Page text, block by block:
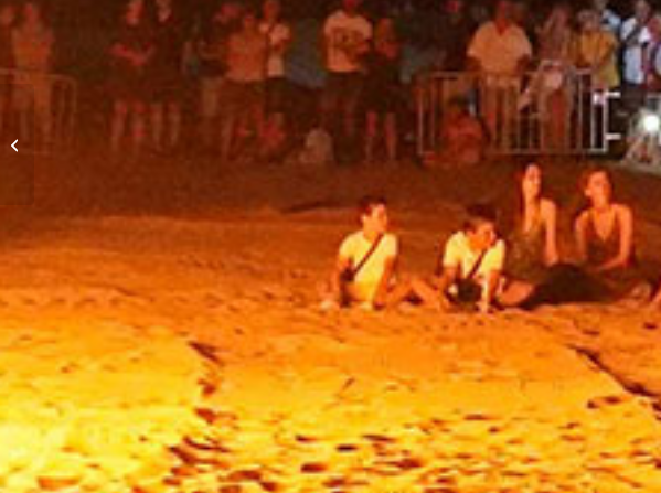
Destruction du château
d’eau : le chantier
L M